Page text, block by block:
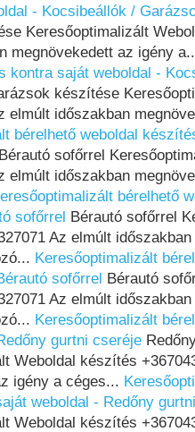
- Kocsibeállók /
Keresőoptimalizált
megnövekedett az igény
kontra saját weboldal -
készítése
elmúlt időszakban
bérelhető weboldal
Bérautó sofőrrel
elmúlt időszakban
bérelhető
sofőrrel Bérautó sofőrrel
Az elmúlt
Keresőoptimalizált
sofőrrel Bérautó
Az elmúlt
Keresőoptimalizált
gurtni cseréje
Weboldal készítés
igény a céges...
weboldal - Redőny
Weboldal készítés